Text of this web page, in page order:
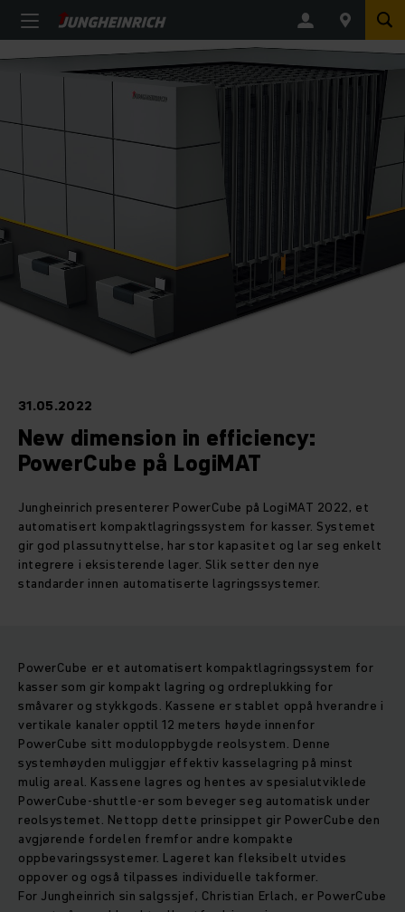
31.05.2022
New dimension in efficiency:
PowerCube på LogiMAT
Jungheinrich presenterer PowerCube på LogiMAT 2022, et
automatisert kompaktlagringssystem for kasser. Systemet
gir god plassutnyttelse, har stor kapasitet og lar seg enkelt
integrere i eksisterende lager. Slik setter den nye
standarder innen automatiserte lagringssystemer.
PowerCube er et automatisert kompaktlagringssystem for
kasser som gir kompakt lagring og ordreplukking for
småvarer og stykkgods. Kassene er stablet oppå hverandre i
vertikale kanaler opptil 12 meters høyde innenfor
PowerCube sitt moduloppbygde reolsystem. Denne
systemhøyden muliggjør effektiv kasselagring på minst
mulig areal. Kassene lagres og hentes av spesialutviklede
PowerCube-shuttle-er som beveger seg automatisk under
reolsystemet. Nettopp dette prinsippet gir PowerCube den
avgjørende fordelen fremfor andre kompakte
oppbevaringssystemer. Lageret kan fleksibelt utvides
oppover og også tilpasses individuelle takformer.
For Jungheinrich sin salgssjef, Christian Erlach, er PowerCube